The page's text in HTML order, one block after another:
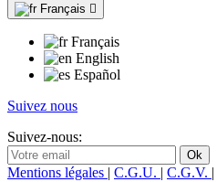
Français 
Français
English
Español
Suivez nous
Suivez-nous:
Mentions légales | C.G.U. | C.G.V. |